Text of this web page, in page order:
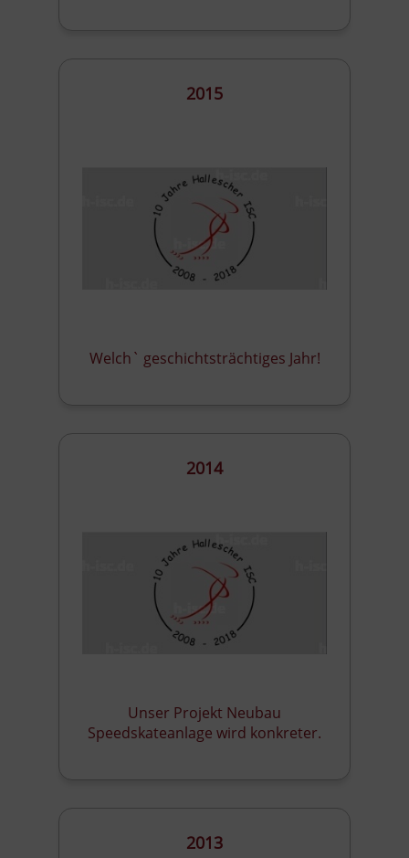
2015
Welch` geschichtsträchtiges Jahr!
2014
Unser Projekt Neubau
Speedskateanlage wird konkreter.
2013